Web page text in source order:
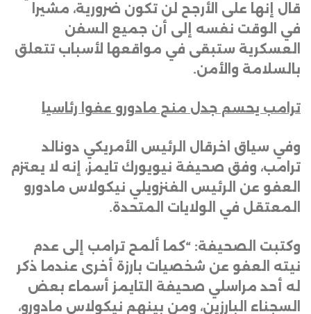
قال إنها على الأرجح لن تكون ضرورية، مشيرا
في الوقت نفسه إلى أن جميع السفن
العسكرية ستبقى في مواقعها لأسباب تتعلق
بالسلامة والأمن.
ترامب يحسم جدل منح مادورو عفوا رئاسيا
وفي سياق اخرقال الرئيس الأمريكي دونالد
ترامب، وفق صحيفة نيويورك تايمز، إنه لا يعتزم
العفو عن الرئيس الفنزويلي نيكولاس مادورو
المعتقل في الولايات المتحدة.
وكتبت الصحيفة: “كما ألمح ترامب إلى عدم
نيته العفو عن شخصيات بارزة أخرى عندما ذكر
له أحد مراسلي صحيفة التايمز أسماء بعض
السجناء البارزين، ومن بينهم نيكولاس مادورو،